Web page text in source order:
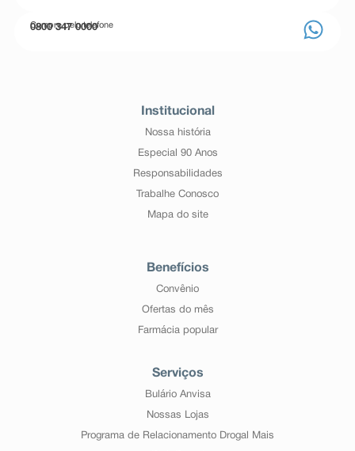
Compre pelo telefone
0800 347 0000
Institucional
Nossa história
Especial 90 Anos
Responsabilidades
Trabalhe Conosco
Mapa do site
Benefícios
Convênio
Ofertas do mês
Farmácia popular
Serviços
Bulário Anvisa
Nossas Lojas
Programa de Relacionamento Drogal Mais